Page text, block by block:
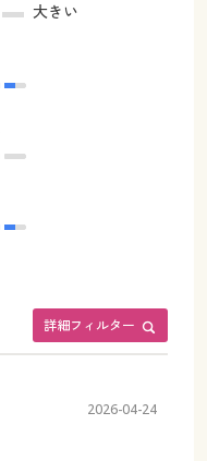
大きい
詳細フィルター
2026-04-24